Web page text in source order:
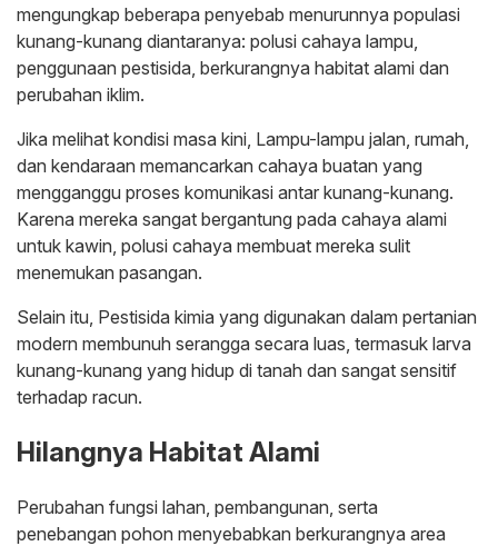
mengungkap beberapa penyebab menurunnya populasi
kunang-kunang diantaranya: polusi cahaya lampu,
penggunaan pestisida, berkurangnya habitat alami dan
perubahan iklim.
Jika melihat kondisi masa kini, Lampu-lampu jalan, rumah,
dan kendaraan memancarkan cahaya buatan yang
mengganggu proses komunikasi antar kunang-kunang.
Karena mereka sangat bergantung pada cahaya alami
untuk kawin, polusi cahaya membuat mereka sulit
menemukan pasangan.
Selain itu, Pestisida kimia yang digunakan dalam pertanian
modern membunuh serangga secara luas, termasuk larva
kunang-kunang yang hidup di tanah dan sangat sensitif
terhadap racun.
Hilangnya Habitat Alami
Perubahan fungsi lahan, pembangunan, serta
penebangan pohon menyebabkan berkurangnya area